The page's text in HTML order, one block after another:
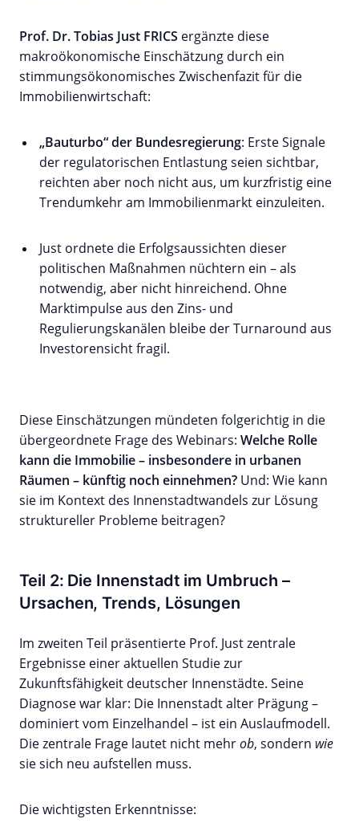
Prof. Dr. Tobias Just FRICS ergänzte diese
makroökonomische Einschätzung durch ein
stimmungsökonomisches Zwischenfazit für die
Immobilienwirtschaft:
„Bauturbo“ der Bundesregierung: Erste Signale
der regulatorischen Entlastung seien sichtbar,
reichten aber noch nicht aus, um kurzfristig eine
Trendumkehr am Immobilienmarkt einzuleiten.
Just ordnete die Erfolgsaussichten dieser
politischen Maßnahmen nüchtern ein – als
notwendig, aber nicht hinreichend. Ohne
Marktimpulse aus den Zins- und
Regulierungskanälen bleibe der Turnaround aus
Investorensicht fragil.
Diese Einschätzungen mündeten folgerichtig in die
übergeordnete Frage des Webinars: Welche Rolle
kann die Immobilie – insbesondere in urbanen
Räumen – künftig noch einnehmen? Und: Wie kann
sie im Kontext des Innenstadtwandels zur Lösung
struktureller Probleme beitragen?
Teil 2: Die Innenstadt im Umbruch –
Ursachen, Trends, Lösungen
Im zweiten Teil präsentierte Prof. Just zentrale
Ergebnisse einer aktuellen Studie zur
Zukunftsfähigkeit deutscher Innenstädte. Seine
Diagnose war klar: Die Innenstadt alter Prägung –
dominiert vom Einzelhandel – ist ein Auslaufmodell.
Die zentrale Frage lautet nicht mehrob, sondern wie
sie sich neu aufstellen muss.
Die wichtigsten Erkenntnisse: